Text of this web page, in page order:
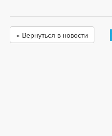
« Вернуться в новости